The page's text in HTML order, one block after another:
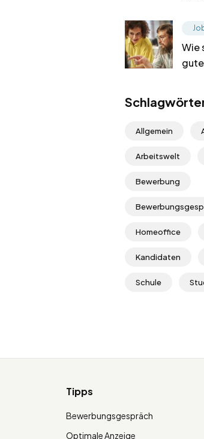
Wie
Allgemein
Arbeitswelt
Bewerbung
Homeoffice
Kandidaten
Schule
Tipps
Bewerbungsgespräch
Optimale Anzeige